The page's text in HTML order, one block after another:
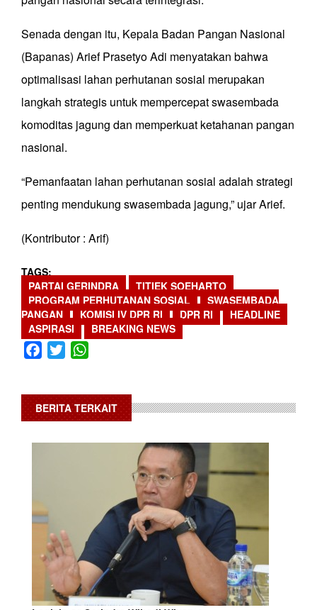
Senada dengan itu, Kepala Badan Pangan Nasional
(Bapanas) Arief Prasetyo Adi menyatakan bahwa
optimalisasi lahan perhutanan sosial merupakan
langkah strategis untuk mempercepat swasembada
komoditas jagung dan memperkuat ketahanan pangan
nasional.
“Pemanfaatan lahan perhutanan sosial adalah strategi
penting mendukung swasembada jagung,” ujar Arief.
(Kontributor : Arif)
TAGS
PARTAI GERINDRA
TITIEK SOEHARTO
PROGRAM PERHUTANAN SOSIAL
SWASEMBADA
PANGAN
KOMISI IV DPR RI DPR RI
HEADLINE
ASPIRASI
BREAKING NEWS
Facebook
Twitter
BERITA TERKAIT